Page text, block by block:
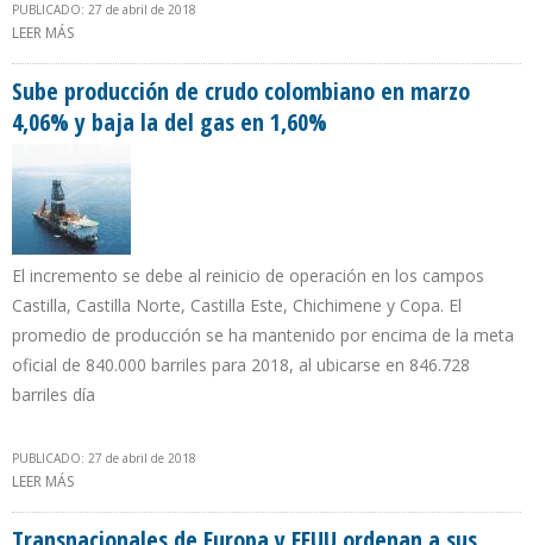
PUBLICADO: 27 de abril de 2018
LEER MÁS
Sube producción de crudo colombiano en marzo
4,06% y baja la del gas en 1,60%
El incremento se debe al reinicio de operación en los campos
Castilla, Castilla Norte, Castilla Este, Chichimene y Copa. El
promedio de producción se ha mantenido por encima de la meta
oficial de 840.000 barriles para 2018, al ubicarse en 846.728
barriles día
PUBLICADO: 27 de abril de 2018
LEER MÁS